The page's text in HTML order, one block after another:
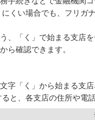
くい場合でも、フリガ
、「く」で始まる支店を
ら確認できます。
字「く」から始まる支
と、各支店の住所や電